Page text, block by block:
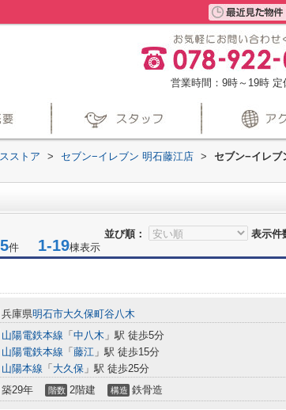
営業時間：9時～19時 定
ストア > セブン−イレブン 明石藤江店 >
セブン−イレブ
並び順：
表示件
件 1-19棟表示
兵庫県明石市大久保町谷八木
山陽電鉄本線 「 中八木 」駅 徒歩5分
山陽電鉄本線 「 藤江 」駅 徒歩15分
山陽本線 「 大久保 」駅 徒歩25分
築29年 階数 2階建 構造 鉄骨造